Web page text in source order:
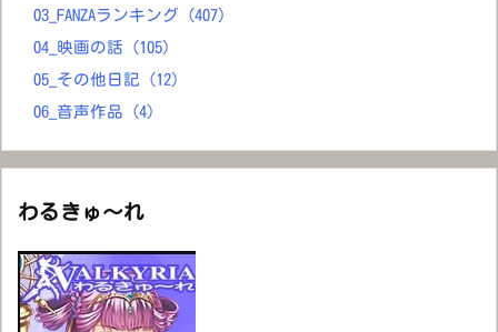
03_FANZAランキング
(407)
04_映画の話
(105)
05_その他日記
(12)
06_音声作品
(4)
わるきゅ～れ